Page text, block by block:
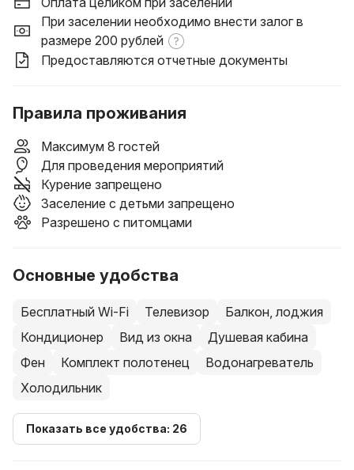
При заселении необходимо внести залог в
размере 200 рублей
Предоставляются отчетные документы
Правила проживания
Максимум 8 гостей
Для проведения мероприятий
Курение запрещено
Заселение с детьми запрещено
Разрешено с питомцами
Основные удобства
Бесплатный Wi-Fi Телевизор
Балкон, лоджия
Кондиционер
Вид из окна
Душевая кабина
Фен
Комплект полотенец
Водонагреватель
Холодильник
Показать все удобства: 26